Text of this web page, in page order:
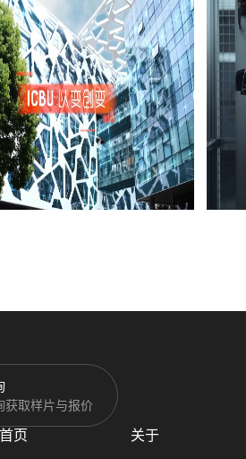
获取样片与报价
首页 关于